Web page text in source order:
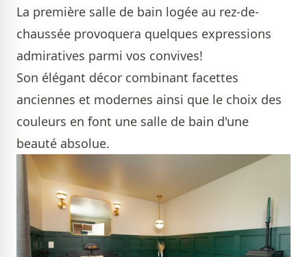
La première salle de bain logée au rez-de-
chaussée provoquera quelques expressions
admiratives parmi vos convives!
Son élégant décor combinant facettes
anciennes et modernes ainsi que le choix des
couleurs en font une salle de bain d'une
beauté absolue.